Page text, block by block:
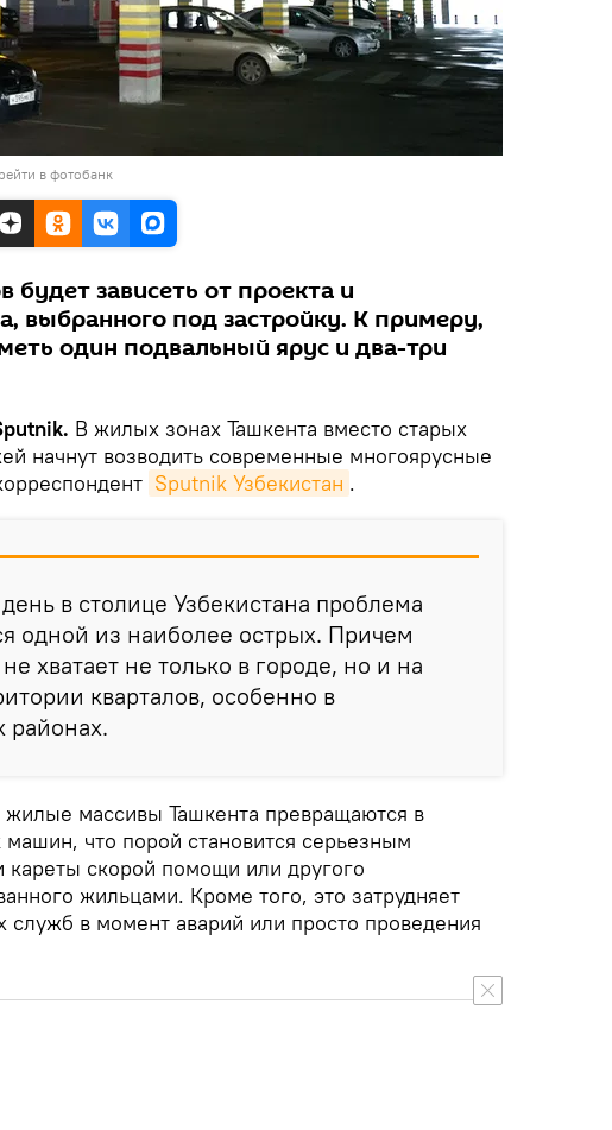
в фотобанк
будет зависеть от проекта и
выбранного под застройку. К примеру,
один подвальный ярус и два-три
В жилых зонах Ташкента вместо старых
начнут возводить современные многоярусные
Sputnik Узбекистан .
в столице Узбекистана проблема
одной из наиболее острых. Причем
хватает не только в городе, но и на
кварталов, особенно в
районах.
жилые массивы Ташкента превращаются в
машин, что порой становится серьезным
кареты скорой помощи или другого
жильцами. Кроме того, это затрудняет
служб в момент аварий или просто проведения